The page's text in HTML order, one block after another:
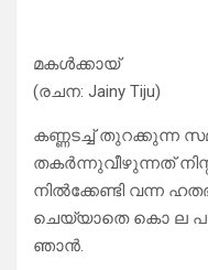
മകൾക്കായ്
(രചന: Jainy Tiju)
കണ്ണടച്ച് തുറക്കുന്ന
തകർന്നുവീഴുന്നത്
നിൽക്കേണ്ടി വന്ന
ചെയ്യാതെ കൊ ല
ഞാൻ.